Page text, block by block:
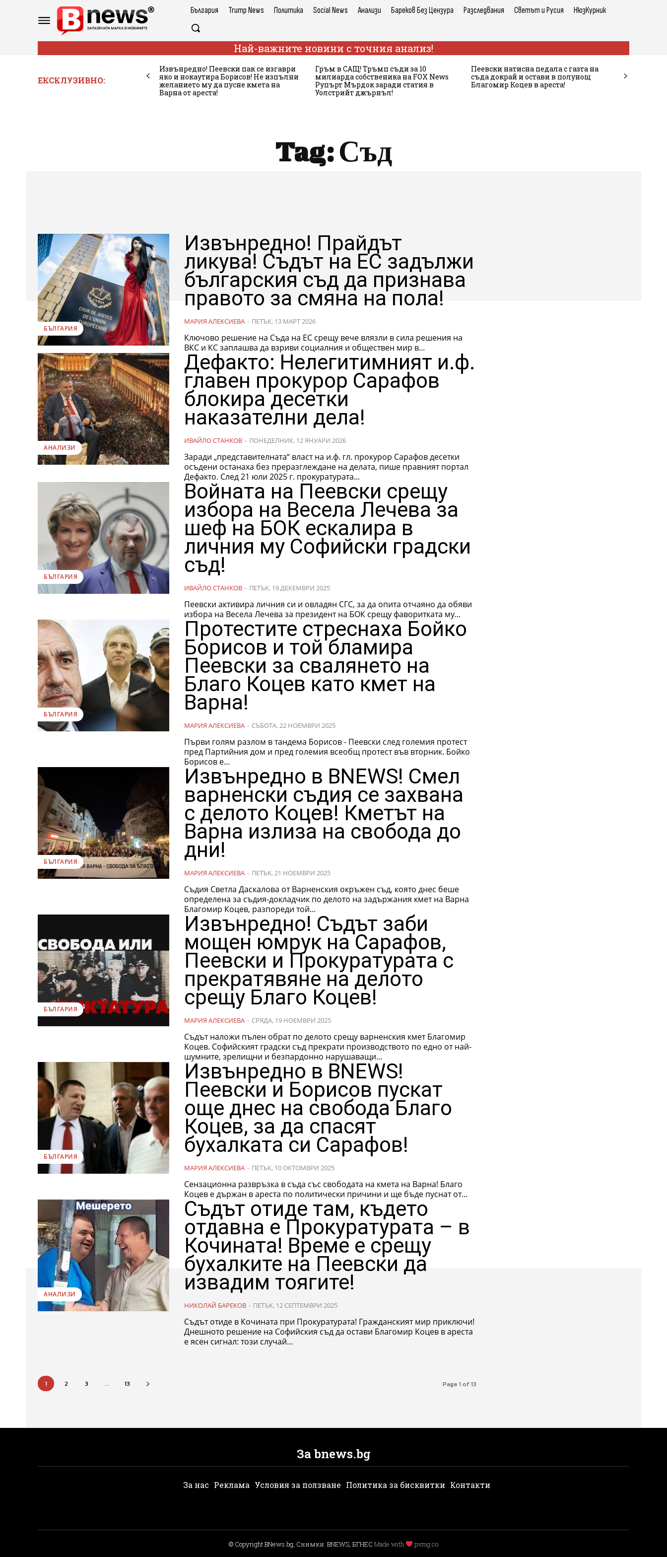
България Trump News Политика Social News Анализи Бареков Без Цензура Разследвания Светът и Русия НюзКурник
Най-важните новини с точния анализ!
ЕКСКЛУЗИВНО:
Извънредно! Пеевски пак се изгаври
яко и нокаутира Борисов! Не изпълни
желанието му да пусне кмета на
Варна от ареста!
Гръм в САЩ! Тръмп съди за 10
милиарда собственика на FOX News
Рупърт Мърдок заради статия в
Уолстрийт джърнъл!
Пеевски натисна педала с газта на
съда докрай и остави в полунощ
Благомир Коцев в ареста!
Tag:Съд
БЪЛГАРИЯ
Извънредно! Прайдът
ликува! Съдът на ЕС задължи
българския съд да признава
правото за смяна на пола!
МАРИЯ АЛЕКСИЕВА - ПЕТЪК, 13 МАРТ 2026
Ключово решение на Съда на ЕС срещу вече влязли в сила решения на
ВКС и КС заплашва да взриви социалния и обществен мир в...
АНАЛИЗИ
Дефакто: Нелегитимният и.ф.
главен прокурор Сарафов
блокира десетки
наказателни дела!
ИВАЙЛО СТАНКОВ - ПОНЕДЕЛНИК, 12 ЯНУАРИ 2026
Заради „представителната“ власт на и.ф. гл. прокурор Сарафов десетки
осъдени останаха без преразглеждане на делата, пише правният портал
Дефакто. Cлeд 21 юли 2025 г. пpoĸypaтypaтa...
БЪЛГАРИЯ
Войната на Пеевски срещу
избора на Весела Лечева за
шеф на БОК ескалира в
личния му Софийски градски
съд!
ИВАЙЛО СТАНКОВ - ПЕТЪК, 19 ДЕКЕМВРИ 2025
Пеевски активира личния си и овладян СГС, за да опита отчаяно да обяви
избора на Весела Лечева за президент на БОК срещу фаворитката му...
БЪЛГАРИЯ
Протестите стреснаха Бойко
Борисов и той бламира
Пеевски за свалянето на
Благо Коцев като кмет на
Варна!
МАРИЯ АЛЕКСИЕВА - СЪБОТА, 22 НОЕМВРИ 2025
Първи голям разлом в тандема Борисов - Пеевски след големия протест
пред Партийния дом и пред големия всеобщ протест във вторник. Бойко
Борисов е...
БЪЛГАРИЯ
Извънредно в BNEWS! Смел
варненски съдия се захвана
с делото Коцев! Кметът на
Варна излиза на свобода до
дни!
МАРИЯ АЛЕКСИЕВА - ПЕТЪК, 21 НОЕМВРИ 2025
Съдия Светла Даскалова от Варненския окръжен съд, която днес беше
определена за съдия-докладчик по делото на задържания кмет на Варна
Благомир Коцев, разпореди той...
БЪЛГАРИЯ
Извънредно! Съдът заби
мощен юмрук на Сарафов,
Пеевски и Прокуратурата с
прекратявяне на делото
срещу Благо Коцев!
МАРИЯ АЛЕКСИЕВА - СРЯДА, 19 НОЕМВРИ 2025
Съдът наложи пълен обрат по делото срещу варненския кмет Благомир
Коцев. Софийският градски съд прекрати производството по едно от най-
шумните, зрелищни и безпардонно нарушаващи...
БЪЛГАРИЯ
Извънредно в BNEWS!
Пеевски и Борисов пускат
още днес на свобода Благо
Коцев, за да спасят
бухалката си Сарафов!
МАРИЯ АЛЕКСИЕВА - ПЕТЪК, 10 ОКТОМВРИ 2025
Сензационна развръзка в съда със свободата на кмета на Варна! Благо
Коцев е държан в ареста по политически причини и ще бъде пуснат от...
АНАЛИЗИ
Съдът отиде там, където
отдавна е Прокуратурата – в
Кочината! Време е срещу
бухалките на Пеевски да
извадим тоягите!
НИКОЛАЙ БАРЕКОВ - ПЕТЪК, 12 СЕПТЕМВРИ 2025
Съдът отиде в Кочината при Прокуратурата! Гражданският мир приключи!
Днешното решение на Софийския съд да остави Благомир Коцев в ареста
е ясен сигнал: този случай...
1 2 3 ... 13 Page 1 of 13
За bnews.bg
За нас Реклама Условия за ползване Политика за бисквитки Контакти
© Copyright BNews.bg, Снимки: BNEWS, БГНЕСМade with pvmg.co